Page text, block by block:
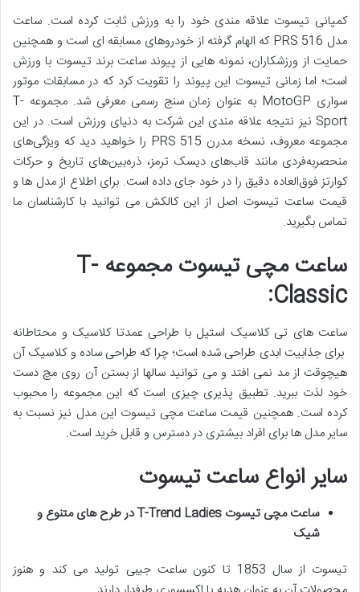
کمپانی تیسوت علاقه مندی خود را به ورزش ثابت کرده است. ساعت
مدل PRS 516 که الهام گرفته از خودروهای مسابقه ای است و همچنین
حمایت از ورزشکاران، نمونه هایی از پیوند ساعت برند تیسوت با ورزش
است؛ اما زمانی تیسوت این پیوند را تقویت کرد که در مسابقات موتور
سواری MotoGP به عنوان زمان سنج رسمی معرفی شد. مجموعه T-
Sport نیز نتیجه علاقه مندی این شرکت به دنیای ورزش است. در این
مجموعه معروف، نسخه مدرن PRS 515 را خواهید دید که ویژگی‌های
منحصربه‌فردی مانند قاب‌های دیسک ترمز، ذره‌بین‌های تاریخ و حرکات
کوارتز فوق‌العاده دقیق را در خود جای داده است. برای اطلاع از مدل ها و
قیمت ساعت تیسوت اصل از این کالکش می توانید با کارشناسان ما
تماس بگیرید.
ساعت مچی تیسوت مجموعه T-
Classic:
ساعت های تی کلاسیک استیل با طراحی عمدتا کلاسیک و محتاطانه
برای جذابیت ابدی طراحی شده است؛ چرا که طراحی ساده و کلاسیک آن
هیچوقت از مد نمی افتد و می توانید سالها از بستن آن روی مچ دست
خود لذت ببرید. تطبیق پذیری چیزی است که این مجموعه را محبوب
کرده است. همچنین قیمت ساعت مچی تیسوت این مدل نیز نسبت به
سایر مدل ها برای افراد بیشتری در دسترس و قابل خرید است.
سایر انواع ساعت تیسوت
ساعت مچی تیسوت
در طرح های متنوع و
شیک
تیسوت از سال 1853 تا کنون ساعت جیبی تولید می کند و هنوز